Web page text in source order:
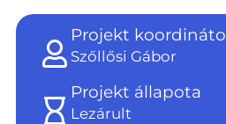
Projekt
Szőllősi Gábor
Projekt állapota
Lezárult